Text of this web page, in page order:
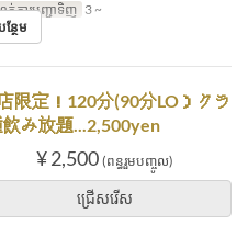
ការបញ្ជាទិញ 3 ~
ថែម
定！120分(90分LO）クラ
み放題...2,500yen
¥ 2,500 (ពន្ធរួមបញ្ចូល)
ជ្រើសរើស